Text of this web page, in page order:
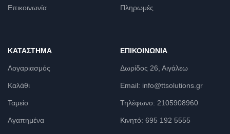
Επικοινωνία Πληρωμές
ΚΑΤΆΣΤΗΜΑ
Λογαριασμός
Καλάθι
Ταμείο
Αγαπημένα
ΕΠΙΚΟΙΝΩΝΊΑ
Δωρίδος 26, Αιγάλεω
Email: info@ttsolutions.gr
Τηλέφωνο: 2105908960
Κινητό: 695 192 5555